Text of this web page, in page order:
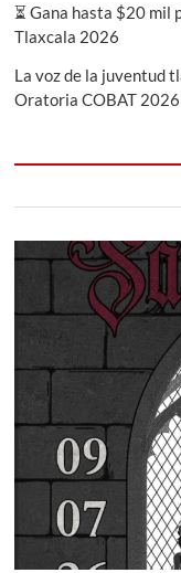
⏳ Gana hasta $20 mil
Tlaxcala 2026
La voz de la juventud
Oratoria COBAT 2026